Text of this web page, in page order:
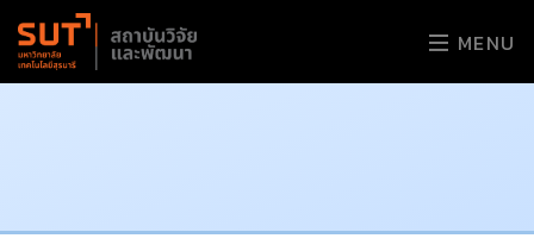
MENU